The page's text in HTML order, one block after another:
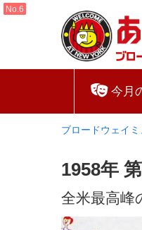
今月
ブロードウェイ
1958年
全米最高峰